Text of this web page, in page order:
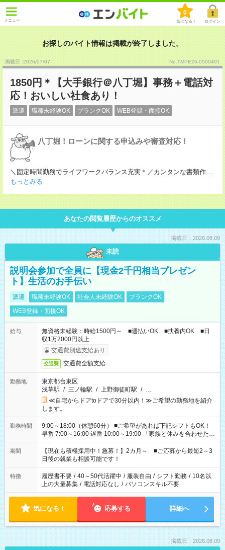
メニュー
0
気になる！ ログイン
お探しのバイト情報は掲載が終了しました。
掲載日 :2026/07/07 No.TMPE26-0500491
1850円＊【大手銀行＠八丁堀】事務＋電話対
応！おいしい社食あり！
派遣 職種未経験OK ブランクOK WEB登録・面接OK
八丁堀！ローンに関する申込みや審査対応！
＼固定時間勤務でライフワークバランス充実＊／カンタンな書類作 ...
もっとみる
あなたの閲覧履歴からのオススメ
掲載日：2026.08.09
未読
説明会参加で全員に【現金2千円相当プレゼン
ト】生活のお手伝い
派遣 職種未経験OK 社会人未経験OK
ブランクOK
WEB登録・面接OK
給与
無資格未経験：時給1500円～ ■週払いOK ■扶養内OK ■日
収1万2000円以上
交通費別途支給あり
交通費 交通費全額支給
勤務地
東京都台東区
浅草駅 / 三ノ輪駅 / 上野御徒町駅 / …
≪自宅からドアtoドアで30分以内！≫ご希望の勤務地を紹介
します。
勤務時間
9:00～18:00（休憩60分） ■ご希望があれば下記シフトもOK！
早番 7:00～16:00 遅番 10:00～19:00 「家族と休みを合わせた
い」 「余裕を持って夕飯の準備がしたい」 「できれば残業はし
たくない」 など、ご希望を教えてくださいね。 ※Wワーク希望
の方へ 今ご覧のお仕事で希望する勤務時間と、もう1つのお仕事
の勤務時間。 合計で週40時間を超える場合は応募できません。
期間
【現在も積極採用中！急募！】2カ月～ ■ご応募から最短2～3
日後の就業も相談可能です！
特徴 履歴書不要 / 40～50代活躍中 / 服装自由 / シフト勤務 / 10名以
上の大量募集 / 電話対応なし / パソコンスキル不要
気になる！ 応募する 詳細へ
掲載日：2026.08.09